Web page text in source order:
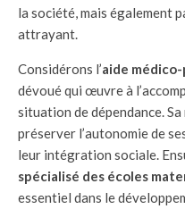
la société, mais également
attrayant.
Considérons l’aide
dévoué qui œuvre à
situation de dépendance.
préserver l’autonomie de
leur intégration sociale.
spécialisé des écoles
essentiel dans le